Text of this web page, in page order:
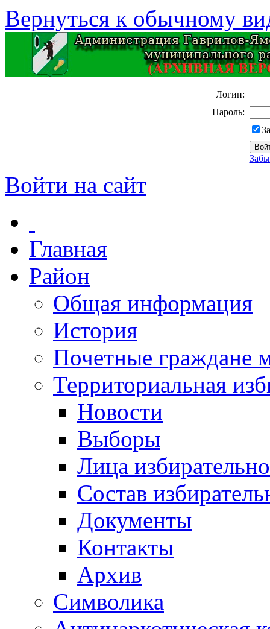
Вернуться к обычному
Логин:
Пароль:
Войти на сайт
Главная
Район
Общая информация
История
Почетные граждане
Территориальная
Новости
Выборы
Лица
Состав
Документы
Контакты
Архив
Символика